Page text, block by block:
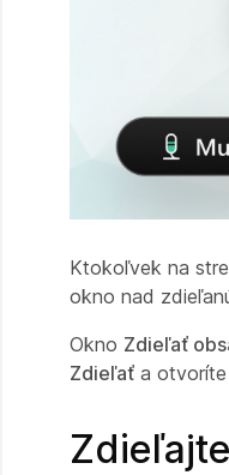
Ktokoľvek na
okno nad
Okno Zdieľať
Zdieľať a